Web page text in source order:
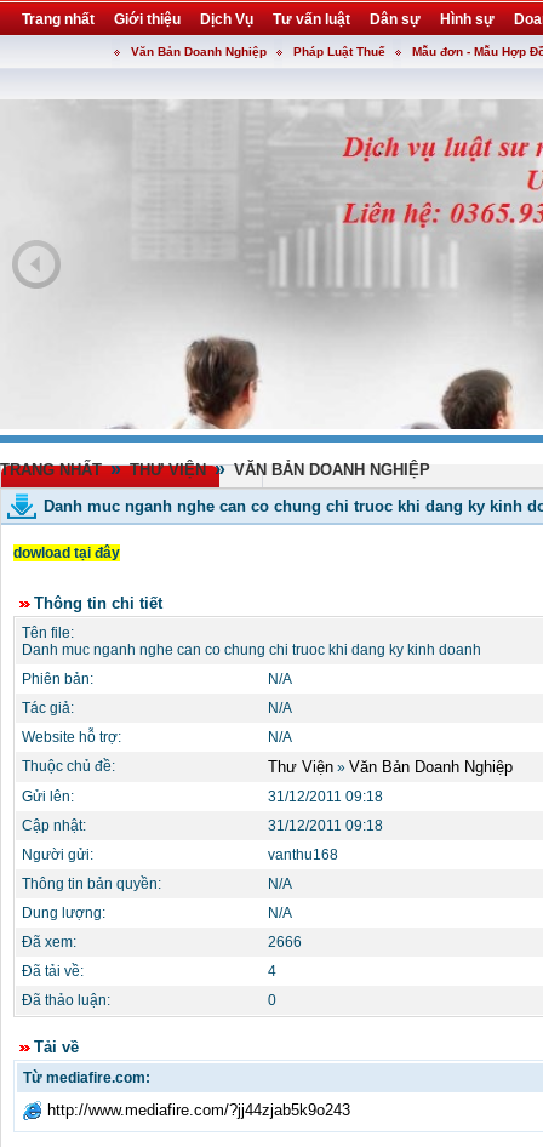
Trang nhất Giới thiệu Dịch Vụ Tư vấn luật Dân sự Hình sự
Liên hệ forum utility
Văn Bản Doanh Nghiệp Pháp Luật Thuế Mẫu đơn - Mẫu Hợp
TRANG NHẤT » THƯ VIỆN » VĂN BẢN DOANH NGHIỆP
Danh muc nganh nghe can co chung chi truoc khi dang ky kinh
dowload tại đây
Thông tin chi tiết
Tên file:
Danh muc nganh nghe can co chung chi truoc khi dang ky kinh doanh
Phiên bản:
N/A
Tác giả:
N/A
Website hỗ trợ:
N/A
Thuộc chủ đề:
Thư Viện » Văn Bản Doanh Nghiệp
Gửi lên:
31/12/2011 09:18
Cập nhật:
31/12/2011 09:18
Người gửi:
vanthu168
Thông tin bản quyền:
N/A
Dung lượng:
N/A
Đã xem:
2666
Đã tải về:
4
Đã thảo luận:
0
Tải về
Từ mediafire.com:
http://www.mediafire.com/?jj44zjab5k9o243